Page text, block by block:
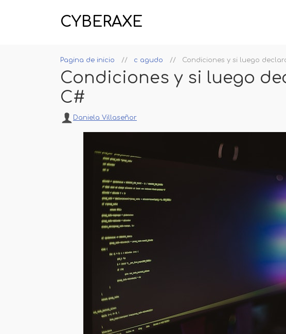
CYBERAXE
Pagina de inicio c agudo Condiciones y si luego
Condiciones y si luego
C#
Daniela Villaseñor